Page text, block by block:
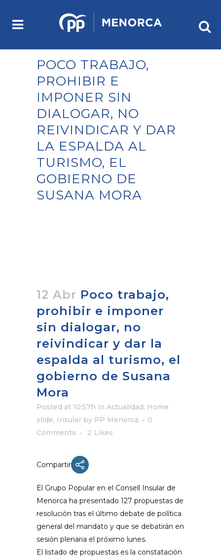
POCO TRABAJO,
PROHIBIR E
IMPONER SIN
DIALOGAR, NO
REIVINDICAR Y DAR
LA ESPALDA AL
TURISMO, EL
GOBIERNO DE
SUSANA MORA
12 Abr Poco trabajo,
prohibir e imponer
sin dialogar, no
reivindicar y dar la
espalda al turismo, el
gobierno de Susana
Mora
Posted at 10:57h in Actualidad, Home
slide, Insular by PP Menorca
0
Comments
2 Likes
Compartir
El Grupo Popular en el Consell Insular de
Menorca ha presentado 127 propuestas de
resolución tras el último debate de política
general del mandato y que se debatirán en
sesión plenaria el próximo lunes.
El listado de propuestas es la constatación